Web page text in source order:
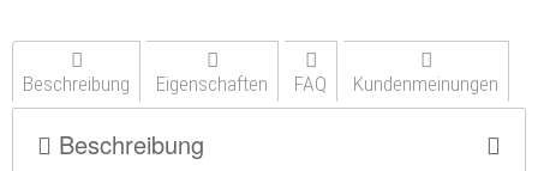
Beschreibung Eigenschaften FAQ Kundenmeinungen
Beschreibung